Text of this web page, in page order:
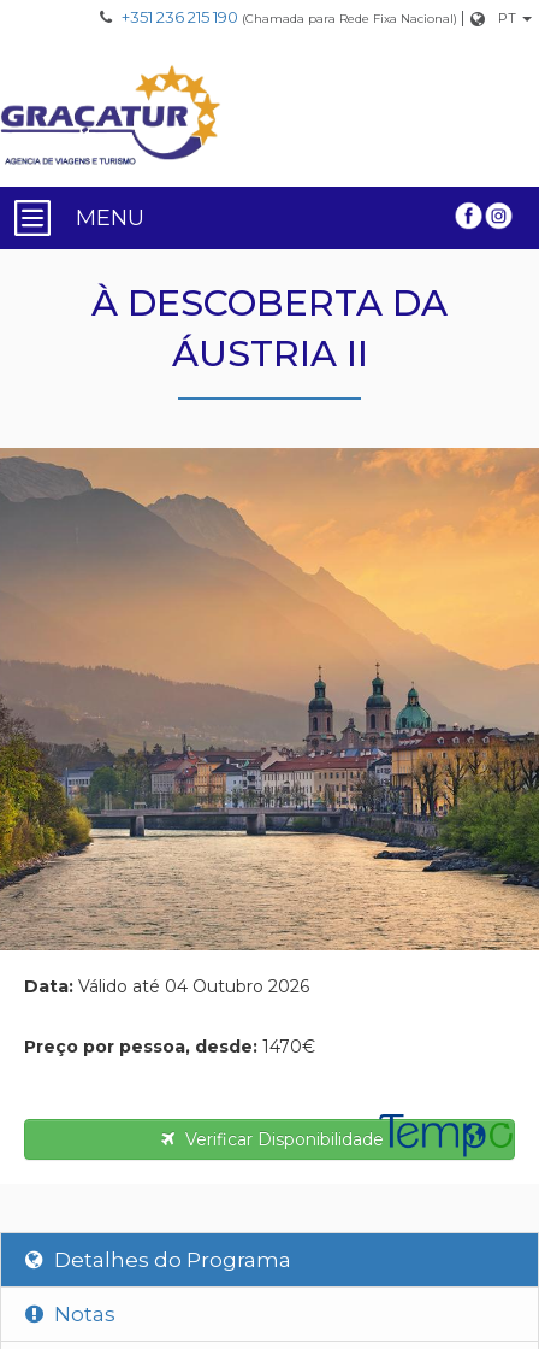
+351 236 215 190 (Chamada para Rede Fixa Nacional) | PT
MENU
À DESCOBERTA DA
ÁUSTRIA II
Data: Válido até 04 Outubro 2026
Preço por pessoa, desde: 1470€
Verificar Disponibilidade
Detalhes do Programa
Notas